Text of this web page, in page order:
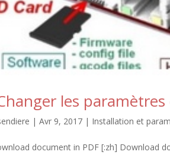
les
|Avr 9, 2017 | Installation et
document in PDF [:zh] Download